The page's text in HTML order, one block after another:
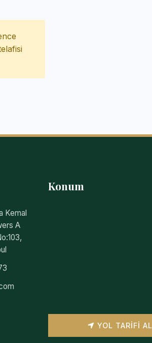
Kemal
A
Konum
YOL TARIFI AL